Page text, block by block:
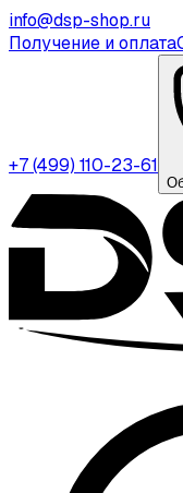
info@dsp-shop.ru
Получение и оплата
+7 (499) 110-23-61